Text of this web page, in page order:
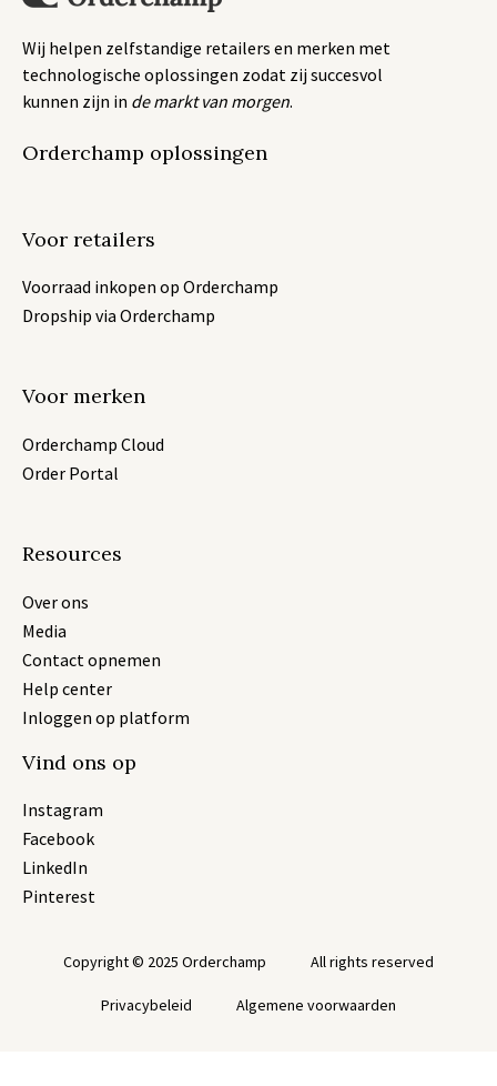
Wij helpen zelfstandige retailers en merken met
technologische oplossingen zodat zij succesvol
kunnen zijn in de markt van morgen.
Orderchamp oplossingen
Voor retailers
Voorraad inkopen op Orderchamp
Dropship via Orderchamp
Voor merken
Orderchamp Cloud
Order Portal
Resources
Over ons
Media
Contact opnemen
Help center
Inloggen op platform
Vind ons op
Instagram
Facebook
LinkedIn
Pinterest
Copyright © 2025 Orderchamp All rights reserved
Privacybeleid Algemene voorwaarden